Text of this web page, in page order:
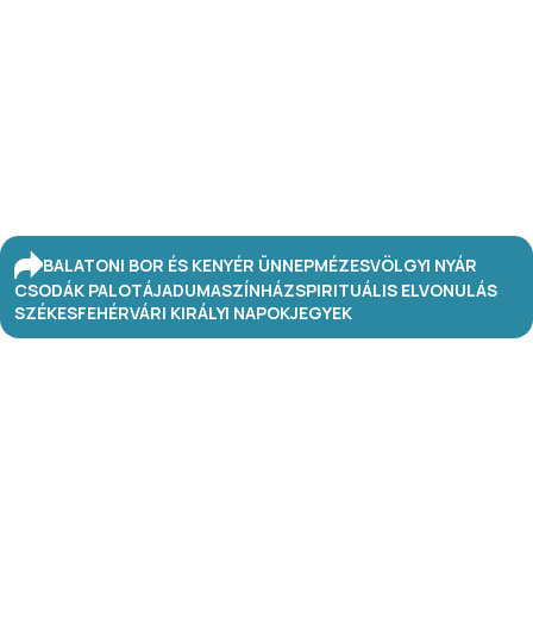
BALATONI BOR ÉS KENYÉR ÜNNEPMÉZESVÖLGYI NYÁR
CSODÁK PALOTÁJADUMASZÍNHÁZSPIRITUÁLIS ELVONULÁS
SZÉKESFEHÉRVÁRI KIRÁLYI NAPOKJEGYEK